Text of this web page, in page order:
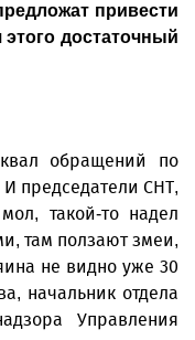
привести
достаточный
обращений по
председатели СНТ,
такой-то надел
там ползают змеи,
не видно уже 30
начальник отдела
Управления